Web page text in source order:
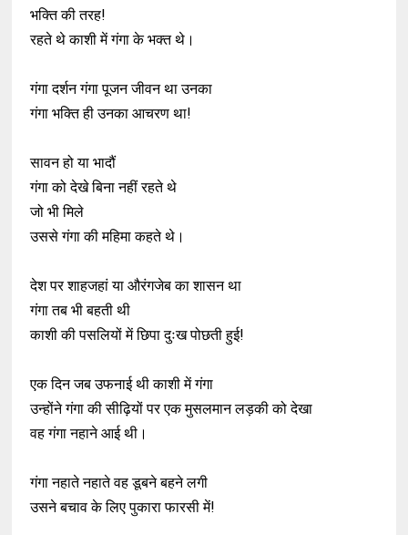
भक्ति की तरह!
रहते थे काशी में गंगा के भक्त थे।
गंगा दर्शन गंगा पूजन जीवन था उनका
गंगा भक्ति ही उनका आचरण था!
सावन हो या भादौं
गंगा को देखे बिना नहीं रहते थे
जो भी मिले
उससे गंगा की महिमा कहते थे।
देश पर शाहजहां या औरंगजेब का शासन था
गंगा तब भी बहती थी
काशी की पसलियों में छिपा दुःख पोछती हुई!
एक दिन जब उफनाई थी काशी में गंगा
उन्होंने गंगा की सीढ़ियों पर एक मुसलमान लड़की को देखा
वह गंगा नहाने आई थी।
गंगा नहाते नहाते वह डूबने बहने लगी
उसने बचाव के लिए पुकारा फारसी में!